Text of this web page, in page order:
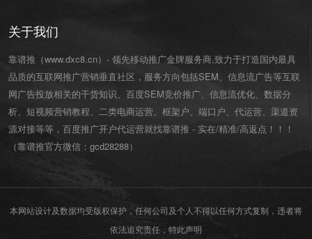
关于我们
靠谱推（www.dxc8.cn）- 领先移动推广金牌服务商,致力于打造国内最具
品质的互联网推广营销垂直社区，服务方向包括SEM、信息流广告等互联
网广告投放相关的干货知识、百度SEM竞价推广、信息流优化、数据分
析、短视频营销教程、二类电商运营、 框架户、 端口户、 代运营、渠道资
源对接等等，百度推广开户代运营就找靠谱推 - 实在/精准/高返点！！！
（靠谱推官方微信： gcd28288）
本网站设计及数据均受版权保护，任何公司及个人不得以任何方式复制，违者将
依法追究责任，特此声明